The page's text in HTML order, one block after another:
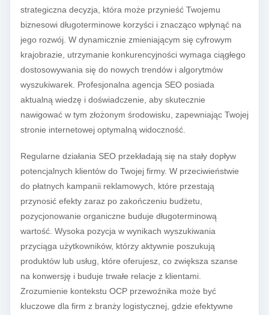
strategiczna decyzja, która może przynieść Twojemu
biznesowi długoterminowe korzyści i znacząco wpłynąć na
jego rozwój. W dynamicznie zmieniającym się cyfrowym
krajobrazie, utrzymanie konkurencyjności wymaga ciągłego
dostosowywania się do nowych trendów i algorytmów
wyszukiwarek. Profesjonalna agencja SEO posiada
aktualną wiedzę i doświadczenie, aby skutecznie
nawigować w tym złożonym środowisku, zapewniając Twojej
stronie internetowej optymalną widoczność.
Regularne działania SEO przekładają się na stały dopływ
potencjalnych klientów do Twojej firmy. W przeciwieństwie
do płatnych kampanii reklamowych, które przestają
przynosić efekty zaraz po zakończeniu budżetu,
pozycjonowanie organiczne buduje długoterminową
wartość. Wysoka pozycja w wynikach wyszukiwania
przyciąga użytkowników, którzy aktywnie poszukują
produktów lub usług, które oferujesz, co zwiększa szanse
na konwersję i buduje trwałe relacje z klientami.
Zrozumienie kontekstu OCP przewoźnika może być
kluczowe dla firm z branży logistycznej, gdzie efektywne